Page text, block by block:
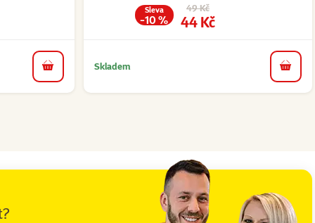
do košíku
Původní cena
49 Kč
Cena
44 Kč
Sleva
-10 %
Skladem do